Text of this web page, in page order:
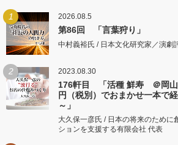
1 2026.08.5
第86回 「言葉狩り」
中村義裕氏 / 日本文化研究家／演劇
2 2023.08.30
176軒目 「活種 鮮寿 ＠岡
円（税別）でおまかせ一本で
～」
大久保一彦氏 / 日本の将来のために
ションを支援する有限会社 代表